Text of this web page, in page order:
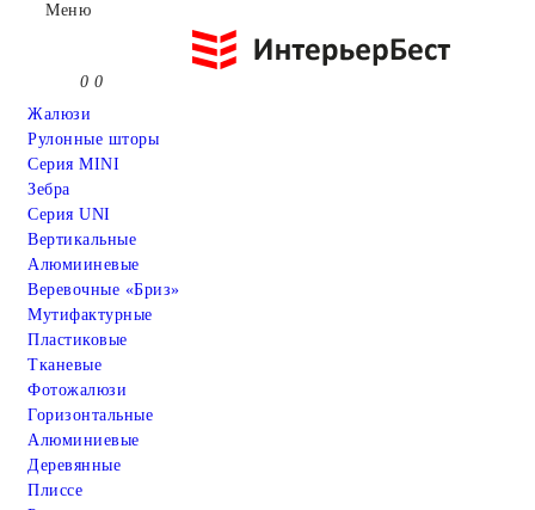
Меню
0 0
Жалюзи
Рулонные шторы
Серия MINI
Зебра
Серия UNI
Вертикальные
Алюмииневые
Веревочные «Бриз»
Мутифактурные
Пластиковые
Тканевые
Фотожалюзи
Горизонтальные
Алюминиевые
Деревянные
Плиссе